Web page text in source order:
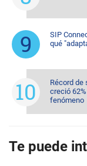
SIP
qué
Récord de
creció
fenómeno
Te puede